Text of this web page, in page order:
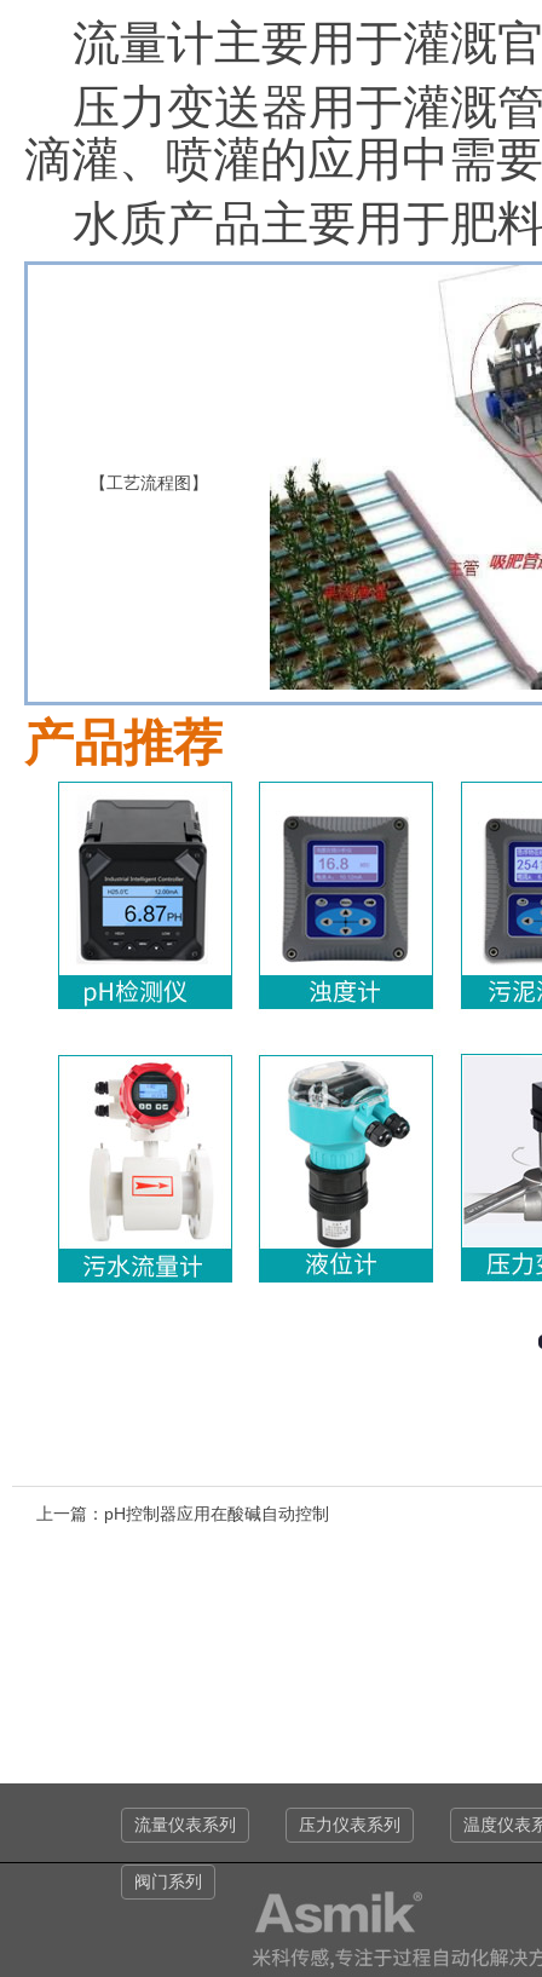
流量计主要用于灌溉
压力变送器用于灌溉
滴灌、喷灌的应用中需
水质产品主要用于肥
【工艺流程图】
产品推荐
上一篇： pH控制器应用在酸碱自动控制
流量仪表系列 压力仪表系列 温度仪表
阀门系列